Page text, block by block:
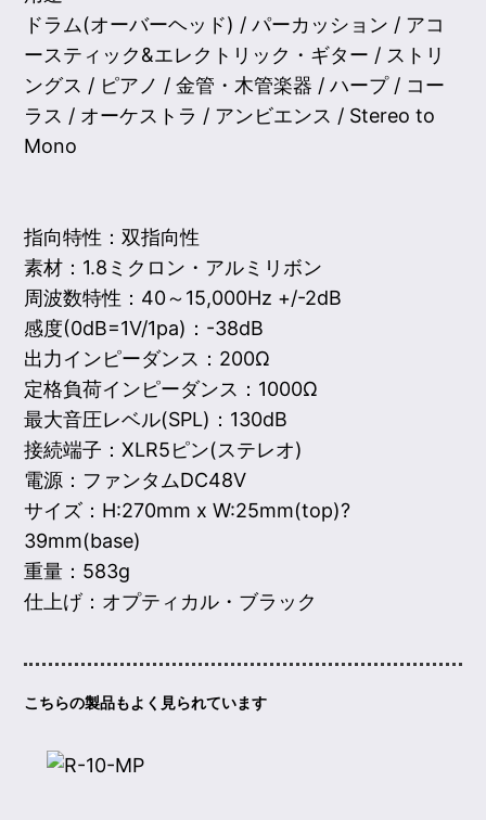
ドラム(オーバーヘッド) / パーカッション / アコ
ースティック&エレクトリック・ギター / ストリ
ングス / ピアノ / 金管・木管楽器 / ハープ / コー
ラス / オーケストラ / アンビエンス / Stereo to
Mono
指向特性：双指向性
素材：1.8ミクロン・アルミリボン
周波数特性：40～15,000Hz +/-2dB
感度(0dB=1V/1pa)：-38dB
出力インピーダンス：200Ω
定格負荷インピーダンス：1000Ω
最大音圧レベル(SPL)：130dB
接続端子：XLR5ピン(ステレオ)
電源：ファンタムDC48V
サイズ：H:270mm x W:25mm(top)?
39mm(base)
重量：583g
仕上げ：オプティカル・ブラック
こちらの製品もよく見られています